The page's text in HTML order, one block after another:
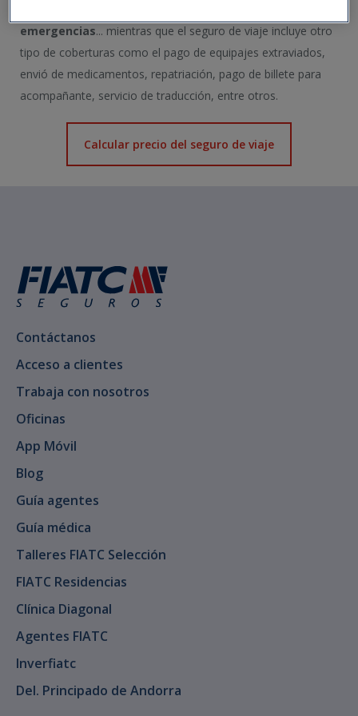
emergencias... mientras que el seguro de viaje incluye otro
tipo de coberturas como el pago de equipajes extraviados,
envió de medicamentos, repatriación, pago de billete para
acompañante, servicio de traducción, entre otros.
Calcular precio del seguro de viaje
Contáctanos
Acceso a clientes
Trabaja con nosotros
Oficinas
App Móvil
Blog
Guía agentes
Guía médica
Talleres FIATC Selección
FIATC Residencias
Clínica Diagonal
Agentes FIATC
Inverfiatc
Del. Principado de Andorra